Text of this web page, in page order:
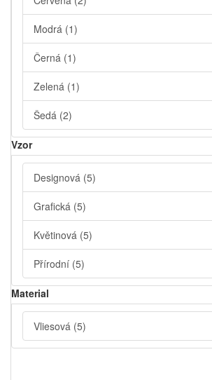
Modrá (1)
Černá (1)
Zelená (1)
Šedá (2)
Vzor
Designová (5)
Grafická (5)
Květinová (5)
Přírodní (5)
Material
Vliesová (5)